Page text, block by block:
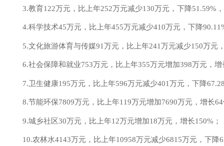
3.教育122万元，比上年252万元减少130万元， 下降51.59%
4.科学技术45万元，比上年455万元减少410万元， 下降90.11
5.文化旅游体育与传媒91万元，比上年241万元减少150万元
6.社会保障和就业753万元，比上年355万元增加398万元， 增
7.卫生健康195万元，比上年596万元减少401万元， 下降
8.节能环保7809万元，比上年119万元增加7690万元， 增长
9.城乡社区30万元，比上年12万元增加18万元， 增长150% ；
10.农林水4143万元，比上年10958万元减少6815万元， 下降